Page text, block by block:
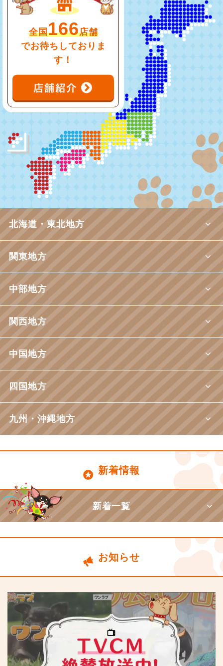
全国166店舗
でお待ちしておりま
す！
北海道・東北地方
関東地方
中部地方
関西地方
中国地方
四国地方
九州・沖縄地方
新着情報
新着一覧
お知らせ